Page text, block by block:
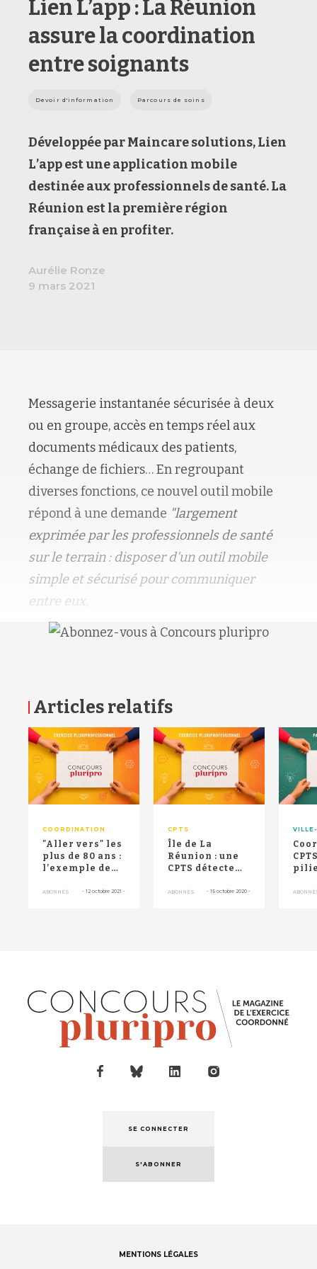
Lien L’app : La Réunion
assure la coordination
entre soignants
Devoir d'information Parcours de soins
Développée par Maincare solutions, Lien
L’app est une application mobile
destinée aux professionnels de santé. La
Réunion est la première région
française à en profiter.
Aurélie Ronze
9 mars 2021
Messagerie instantanée sécurisée à deux
ou en groupe, accès en temps réel aux
documents médicaux des patients,
échange de fichiers… En regroupant
diverses fonctions, ce nouvel outil mobile
répond à une demande "largement
exprimée par les professionnels de santé
sur le terrain : disposer d'un outil mobile
simple et sécurisé pour communiquer
entre eux,
Articles relatifs
COORDINATION
"Aller vers" les
plus de 80 ans :
l’exemple de
ABONNÉS - 12 octobre 2021 -
CPTS
Île de La
Réunion : une
CPTS détecte
liés à l’âge
ABONNÉS - 15 octobre 2020 -
RETOUR HAUT DE PAGE
SE CONNECTER
S'ABONNER
MENTIONS LÉGALES